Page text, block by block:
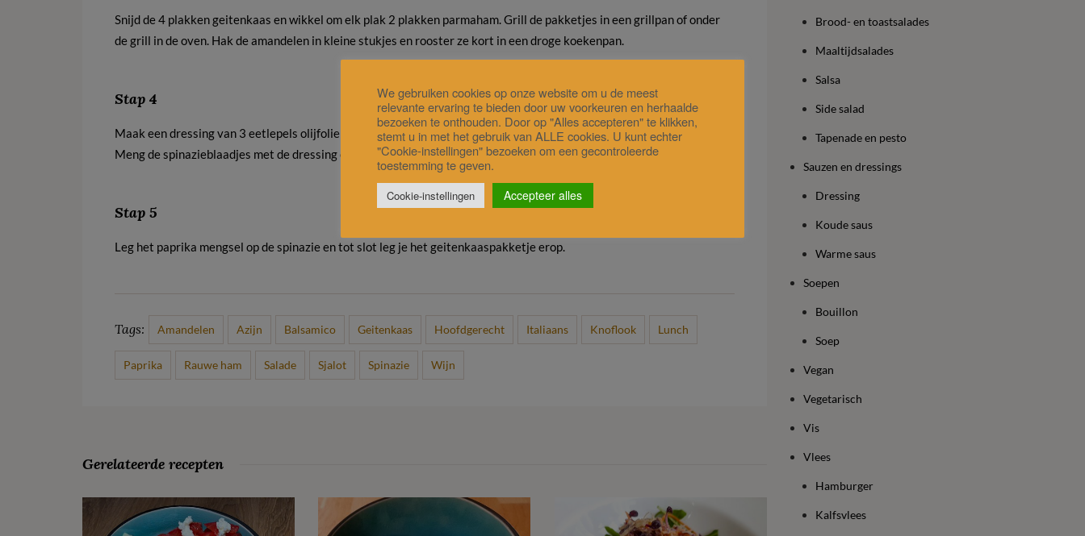
Snijd de 4 plakken geitenkaas en wikkel om elk plak 2 plakken parmaham. Grill de pakketjes in een grillpan of onder
de grill in de oven. Hak de amandelen in kleine stukjes en rooster ze kort in een droge koekenpan.
Stap 4
Maak een dressing van 3 eetlepels olijfolie en een eetlepel witte balsamicoazijn en roer hier de amandelstukjes door.
Meng de spinazieblaadjes met de dressing en verdeel deze over de borden.
Stap 5
Leg het paprika mengsel op de spinazie en tot slot leg je het geitenkaaspakketje erop.
Tags: Amandelen Azijn Balsamico Geitenkaas Hoofdgerecht Italiaans Knoflook Lunch
Paprika Rauwe ham Salade Sjalot Spinazie Wijn
Gerelateerde recepten
Brood- en toastsalades
Maaltijdsalades
Salsa
Side salad
Tapenade en pesto
Sauzen en dressings
Dressing
Koude saus
Warme saus
Soepen
Bouillon
Soep
Vegan
Vegetarisch
Vis
Vlees
Hamburger
Kalfsvlees
We gebruiken cookies op onze website om u de meest
relevante ervaring te bieden door uw voorkeuren en herhaalde
bezoeken te onthouden. Door op "Alles accepteren" te klikken,
stemt u in met het gebruik van ALLE cookies. U kunt echter
"Cookie-instellingen" bezoeken om een gecontroleerde
toestemming te geven.
Cookie-instellingen Accepteer alles